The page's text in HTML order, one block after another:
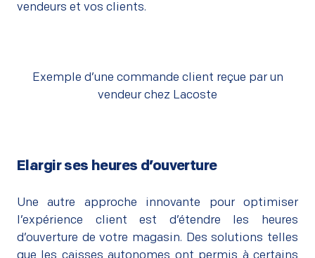
vendeurs et vos clients.
Exemple d’une commande client reçue par un
vendeur chez Lacoste
Elargir ses heures d’ouverture
Une autre approche innovante pour optimiser
l’expérience client est d’étendre les heures
d’ouverture de votre magasin. Des solutions telles
que les caisses autonomes ont permis à certains